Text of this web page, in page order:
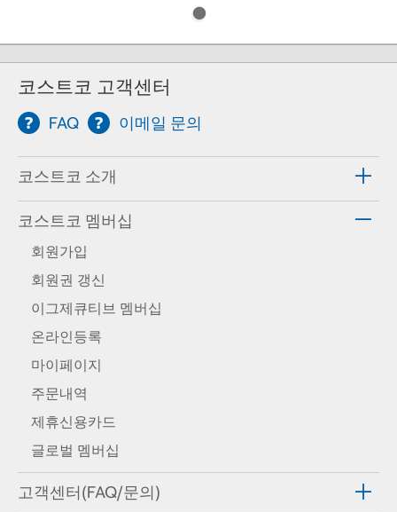
코스트코 고객센터
FAQ 이메일 문의
코스트코 소개
코스트코 멤버십
회원가입
회원권 갱신
이그제큐티브 멤버십
온라인등록
마이페이지
주문내역
제휴신용카드
글로벌 멤버십
고객센터(FAQ/문의)